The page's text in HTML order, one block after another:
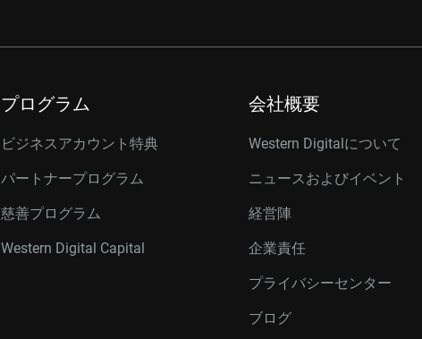
プログラム
ビジネスアカウント特典
パートナープログラム
慈善プログラム
Western Digital Capital
会社概要
Western Digitalについて
ニュースおよびイベント
経営陣
企業責任
プライバシーセンター
ブログ